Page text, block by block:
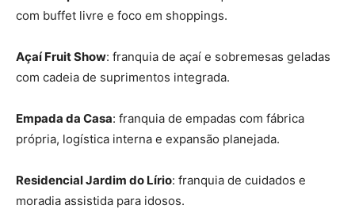
com buffet livre e foco em shoppings.
Açaí Fruit Show: franquia de açaí e sobremesas geladas
com cadeia de suprimentos integrada.
Empada da Casa: franquia de empadas com fábrica
própria, logística interna e expansão planejada.
Residencial Jardim do Lírio: franquia de cuidados e
moradia assistida para idosos.